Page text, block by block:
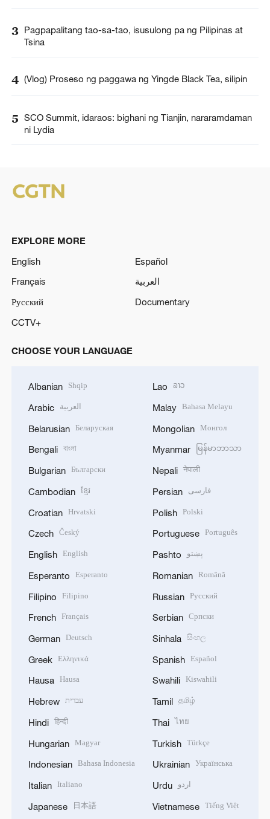
3 Pagpapalitang tao-sa-tao, isusulong pa ng Pilipinas at
Tsina
4 (Vlog) Proseso ng paggawa ng Yingde Black Tea, silipin
5 SCO Summit, idaraos: bighani ng Tianjin, nararamdaman
ni Lydia
EXPLORE MORE
English
Español
Français
العربية
Русский
Documentary
CCTV+
CHOOSE YOUR LANGUAGE
Albanian Shqip
Arabic العربية
Belarusian Беларуская
Bengali বাংলা
Bulgarian Български
Cambodian ខ្មែរ
Croatian Hrvatski
Czech Český
English English
Esperanto Esperanto
Filipino Filipino
French Français
German Deutsch
Greek Ελληνικά
Hausa Hausa
Hebrew עברית
Hindi हिन्दी
Hungarian Magyar
Indonesian Bahasa Indonesia
Italian Italiano
Japanese 日本語
Lao ລາວ
Malay Bahasa Melayu
Mongolian Монгол
Myanmar မြန်မာဘာသာ
Nepali नेपाली
Persian فارسی
Polish Polski
Portuguese Português
Pashto پښتو
Romanian Română
Russian Русский
Serbian Српски
Sinhala සිංහල
Spanish Español
Swahili Kiswahili
Tamil தமிழ்
Thai ไทย
Turkish Türkçe
Ukrainian Українська
Urdu اردو
Vietnamese Tiếng Việt